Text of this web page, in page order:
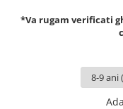
*Va rugam verificati